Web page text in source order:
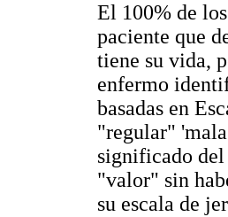
El 100% de
paciente que
tiene su vida,
enfermo
basadas en
"regular"
significado del
"valor" sin
su escala de